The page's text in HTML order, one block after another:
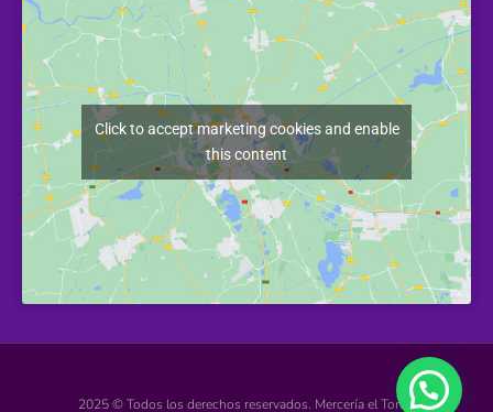
Click to accept marketing cookies and enable
this content
2025 © Todos los derechos reservados. Mercería el Torcal